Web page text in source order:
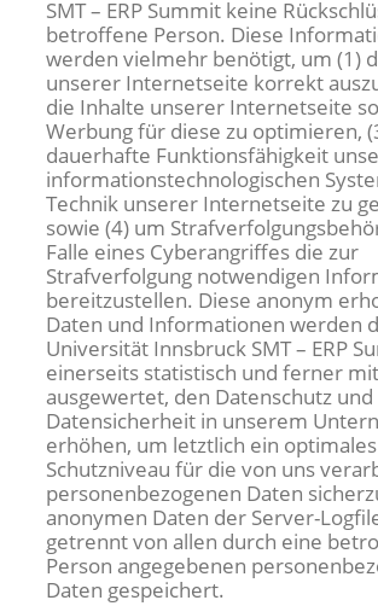
SMT – ERP Summit keine
betroffene Person. Diese
werden vielmehr benötigt, um (1)
unserer Internetseite korrekt
die Inhalte unserer Internetseite
Werbung für diese zu optimieren,
dauerhafte Funktionsfähigkeit
informationstechnologischen
Technik unserer Internetseite zu
sowie (4) um
Falle eines Cyberangriffes die zur
Strafverfolgung notwendigen
bereitzustellen. Diese anonym
Daten und Informationen werden
Universität Innsbruck SMT – ERP
einerseits statistisch und ferner
ausgewertet, den Datenschutz und
Datensicherheit in unserem
erhöhen, um letztlich ein optimales
Schutzniveau für die von uns
personenbezogenen Daten
anonymen Daten der Server-
getrennt von allen durch eine
Person angegebenen
Daten gespeichert.